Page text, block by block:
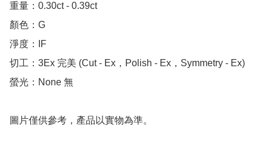
重量：0.30ct - 0.39ct
顏色：G
淨度：IF
切工：3Ex 完美 (Cut - Ex，Polish - Ex，Symmetry - Ex)
螢光：None 無
圖片僅供參考，產品以實物為準。